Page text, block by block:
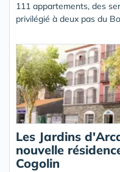
111 appartements, des
privilégié à deux pas du
Les Jardins
nouvelle
Cogolin